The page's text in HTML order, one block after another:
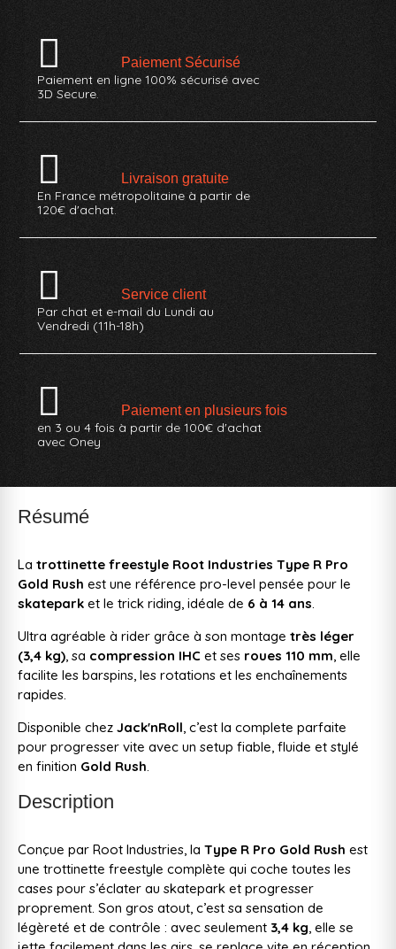
Paiement Sécurisé
Paiement en ligne 100% sécurisé avec
3D Secure.
Livraison gratuite
En France métropolitaine à partir de
120€ d'achat.
Service client
Par chat et e-mail du Lundi au
Vendredi (11h-18h)
Paiement en plusieurs fois
en 3 ou 4 fois à partir de 100€ d'achat
avec Oney
Résumé
La trottinette freestyle Root Industries Type R Pro
Gold Rush est une référence pro-level pensée pour le
skatepark et le trick riding, idéale de 6 à 14 ans.
Ultra agréable à rider grâce à son montage très léger
(3,4 kg), sa compression IHC et ses roues 110 mm, elle
facilite les barspins, les rotations et les enchaînements
rapides.
Disponible chez Jack'nRoll, c’est la complete parfaite
pour progresser vite avec un setup fiable, fluide et stylé
en finition Gold Rush.
Description
Conçue par Root Industries, la Type R Pro Gold Rush est
une trottinette freestyle complète qui coche toutes les
cases pour s’éclater au skatepark et progresser
proprement. Son gros atout, c’est sa sensation de
légèreté et de contrôle : avec seulement 3,4 kg, elle se